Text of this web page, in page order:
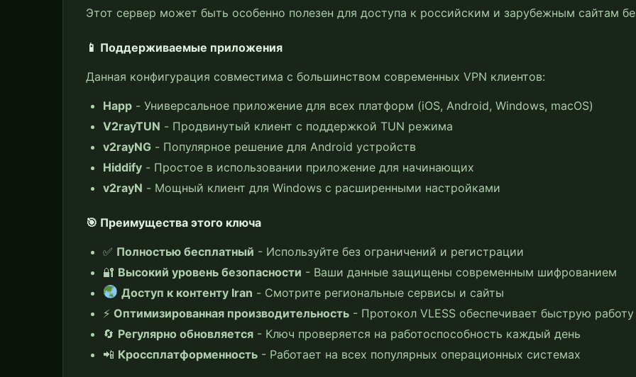
Этот сервер может быть особенно полезен для доступа к российским и зарубежным сайтам
📱 Поддерживаемые приложения
Данная конфигурация совместима с большинством современных VPN клиентов:
Happ - Универсальное приложение для всех платформ (iOS, Android, Windows, macOS)
V2rayTUN - Продвинутый клиент с поддержкой TUN режима
v2rayNG - Популярное решение для Android устройств
Hiddify - Простое в использовании приложение для начинающих
v2rayN - Мощный клиент для Windows с расширенными настройками
🎯 Преимущества этого ключа
✅ Полностью бесплатный - Используйте без ограничений и регистрации
🔐 Высокий уровень безопасности - Ваши данные защищены современным шифрованием
Доступ к контенту Iran - Смотрите региональные сервисы и сайты
⚡ Оптимизированная производительность - Протокол VLESS обеспечивает быструю работу
🔄 Регулярно обновляется - Ключ проверяется на работоспособность каждый день
📲 Кроссплатформенность - Работает на всех популярных операционных системах